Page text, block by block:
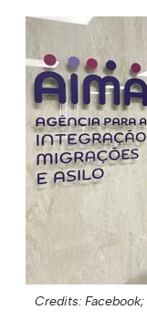
Credits: Facebook;